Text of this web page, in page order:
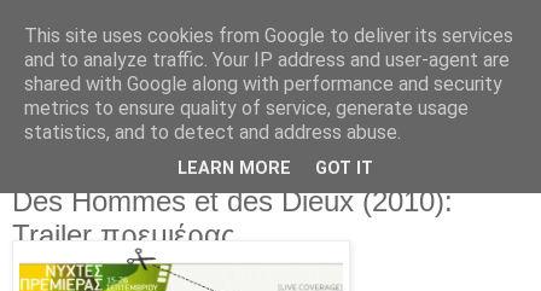
Movies For The Masses
Challenging common sense since 2004
Wednesday, September 22, 2010
Des Hommes et des Dieux (2010):
Trailer πρεμιέρας
This site uses cookies from Google to deliver its services
and to analyze traffic. Your IP address and user-agent are
shared with Google along with performance and security
metrics to ensure quality of service, generate usage
statistics, and to detect and address abuse.
LEARN MORE GOT IT